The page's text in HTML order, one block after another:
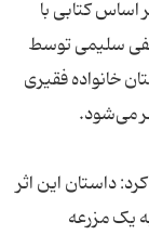
اساس کتابی با
سلیمی توسط
خانواده‌ فقیری
می‌شود.
داستان این اثر
یک مزرعه